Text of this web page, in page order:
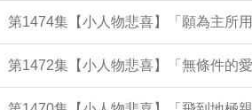
第1474集【小人物悲喜】「願為主所
第1472集【小人物悲喜】「無條件的